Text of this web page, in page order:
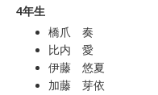
4年生
橋爪 奏
比内 愛
伊藤 悠夏
加藤 芽依